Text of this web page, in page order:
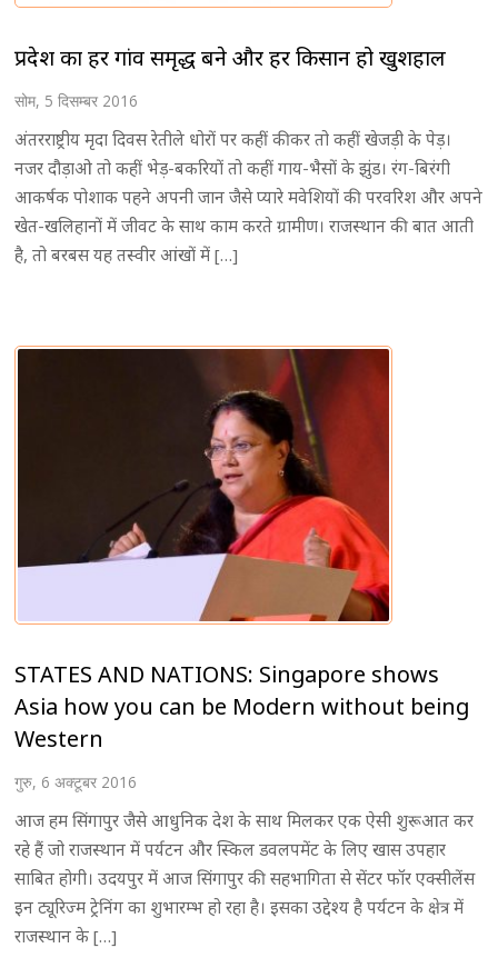
प्रदेश का हर गांव समृद्ध बने और हर किसान हो खुशहाल
सोम, 5 दिसम्बर 2016
अंतरराष्ट्रीय मृदा दिवस रेतीले धोरों पर कहीं कीकर तो कहीं खेजड़ी के पेड़।
नजर दौड़ाओ तो कहीं भेड़-बकरियों तो कहीं गाय-भैसों के झुंड। रंग-बिरंगी
आकर्षक पोशाक पहने अपनी जान जैसे प्यारे मवेशियों की परवरिश और अपने
खेत-खलिहानों में जीवट के साथ काम करते ग्रामीण। राजस्थान की बात आती
है, तो बरबस यह तस्वीर आंखों में […]
STATES AND NATIONS: Singapore shows
Asia how you can be Modern without being
Western
गुरु, 6 अक्टूबर 2016
आज हम सिंगापुर जैसे आधुनिक देश के साथ मिलकर एक ऐसी शुरूआत कर
रहे हैं जो राजस्थान में पर्यटन और स्किल डवलपमेंट के लिए खास उपहार
साबित होगी। उदयपुर में आज सिंगापुर की सहभागिता से सेंटर फॉर एक्सीलेंस
इन ट्यूरिज्म ट्रेनिंग का शुभारम्भ हो रहा है। इसका उद्देश्य है पर्यटन के क्षेत्र में
राजस्थान के […]